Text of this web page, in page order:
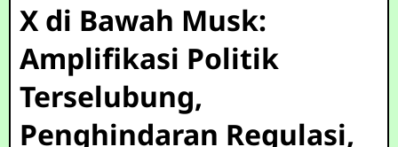
X di Bawah Musk:
Amplifikasi Politik
Terselubung,
Penghindaran Regulasi,